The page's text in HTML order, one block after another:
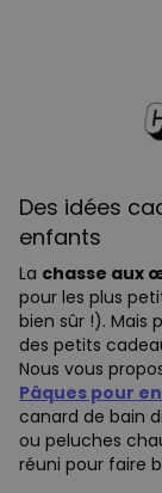
Des idées
enfants
La chasse aux
pour les plus
bien sûr !). Mais
des petits
Nous vous
Pâques pour
canard de bain
ou peluches
réuni pour faire